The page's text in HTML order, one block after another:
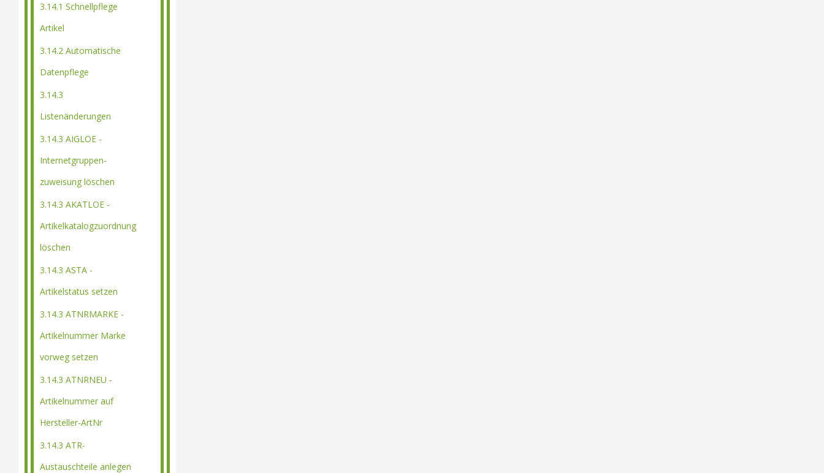
3.14.1 Schnellpflege
Artikel
3.14.2 Automatische
Datenpflege
3.14.3
Listenänderungen
3.14.3 AIGLOE -
Internetgruppen-
zuweisung löschen
3.14.3 AKATLOE -
Artikelkatalogzuordnung
löschen
3.14.3 ASTA -
Artikelstatus setzen
3.14.3 ATNRMARKE -
Artikelnummer Marke
vorweg setzen
3.14.3 ATNRNEU -
Artikelnummer auf
Hersteller-ArtNr
3.14.3 ATR-
Austauschteile anlegen